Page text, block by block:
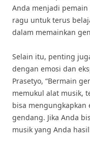
Anda menjadi
ragu untuk terus
dalam memainkan
Selain itu, penting
dengan emosi dan
Prasetyo, “Bermain
memukul alat musik,
bisa mengungkapkan
gendang. Jika Anda
musik yang Anda